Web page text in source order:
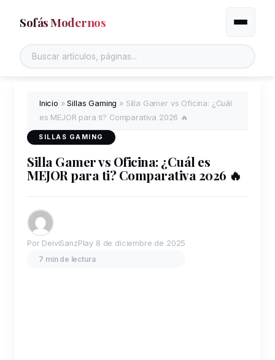
Sofás Modernos Alternar
Inicio »Sillas Gaming » Silla Gamer vs Oficina: ¿Cuál
es MEJOR para ti? Comparativa 2026 🔥
SILLAS GAMING
Silla Gamer vs Oficina: ¿Cuál es
MEJOR para ti? Comparativa 2026 🔥
Por DeiviSanzPlay 8 de diciembre de 2025
7 min de lectura